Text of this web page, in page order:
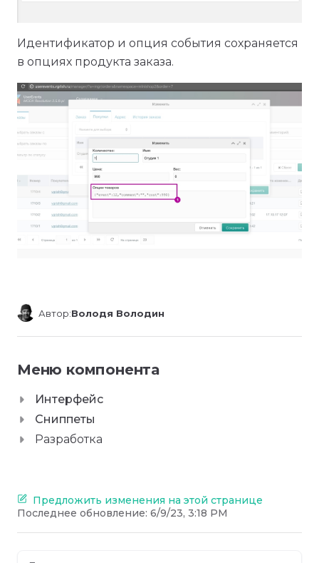
Идентификатор и опция события сохраняется
в опциях продукта заказа.
Автор:Володя Володин
Меню компонента
Интерфейс
Сниппеты
Разработка
Предложить изменения на этой странице
Последнее обновление: 6/9/23, 3:18 PM